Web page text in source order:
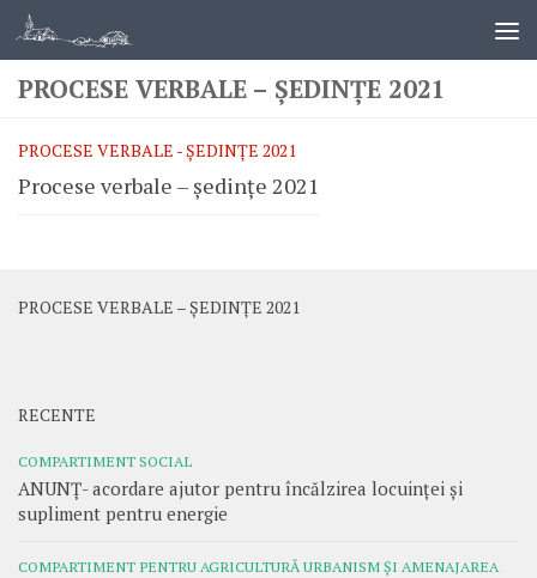
PROCESE VERBALE – ȘEDINȚE 2021
PROCESE VERBALE - ȘEDINȚE 2021
Procese verbale – ședințe 2021
PROCESE VERBALE – ȘEDINȚE 2021
RECENTE
COMPARTIMENT SOCIAL
ANUNȚ- acordare ajutor pentru încălzirea locuinței și
supliment pentru energie
COMPARTIMENT PENTRU AGRICULTURĂ URBANISM ȘI AMENAJAREA